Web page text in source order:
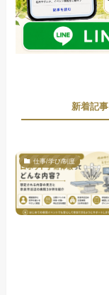
新着記事
仕事/学び/制度